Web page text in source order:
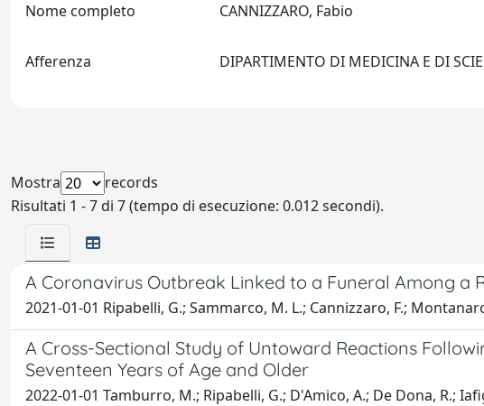
Nome completo CANNIZZARO, Fabio
Afferenza DIPARTIMENTO DI MEDICINA E DI
Mostra
records
Risultati 1 - 7 di 7 (tempo di esecuzione: 0.012 secondi).
A Coronavirus Outbreak Linked to a Funeral Among a
2021-01-01 Ripabelli, G.; Sammarco, M. L.; Cannizzaro, F.;
A Cross-Sectional Study of Untoward Reactions
Seventeen Years of Age and Older
2022-01-01 Tamburro, M.; Ripabelli, G.; D'Amico, A.; De Dona, R.;